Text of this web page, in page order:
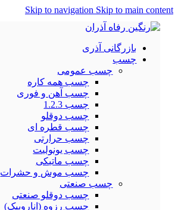
Skip to navigation Skip to main content
بازرگانی آذری
چسب
چسب عمومی
چسب همه کاره
چسب آهن و فوری
چسب 1.2.3
چسب دوقلو
چسب قطره ای
چسب حرارتی
چسب یونولیت
چسب ماتیکی
چسب موش و حشرات
چسب صنعتی
چسب دوقلو صنعتی
چسب رزوه (اناروبیک)